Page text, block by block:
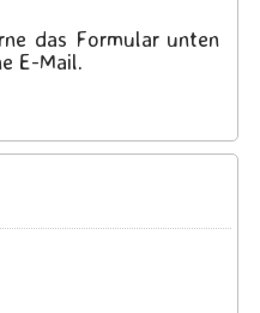
das Formular unten
E-Mail.